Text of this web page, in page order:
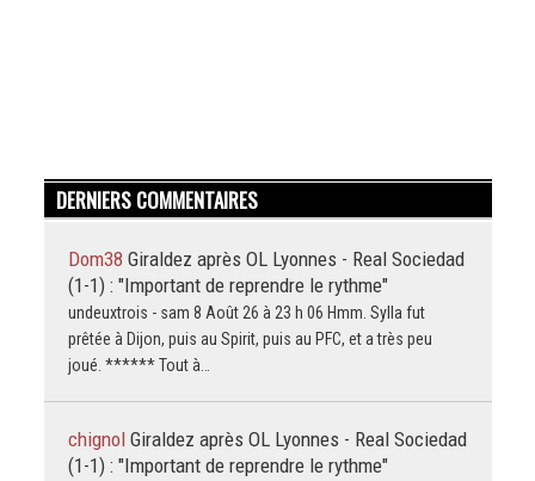
DERNIERS COMMENTAIRES
Dom38 Giraldez après OL Lyonnes - Real Sociedad
(1-1) : "Important de reprendre le rythme"
undeuxtrois - sam 8 Août 26 à 23 h 06 Hmm. Sylla fut
prêtée à Dijon, puis au Spirit, puis au PFC, et a très peu
joué. ****** Tout à…
chignol Giraldez après OL Lyonnes - Real Sociedad
(1-1) : "Important de reprendre le rythme"